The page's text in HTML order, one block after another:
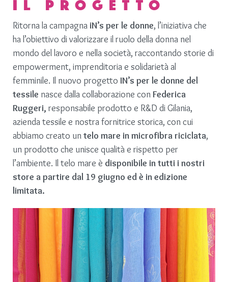
IL PROGETTO
Ritorna la campagna iN’s per le donne, l’iniziativa che
ha l’obiettivo di valorizzare il ruolo della donna nel
mondo del lavoro e nella società, raccontando storie di
empowerment, imprenditoria e solidarietà al
femminile. Il nuovo progetto IN’s per le donne del
tessile nasce dalla collaborazione conFederica
Ruggeri, responsabile prodotto e R&D di Gilania,
azienda tessile e nostra fornitrice storica, con cui
abbiamo creato untelo mare in microfibra riciclata,
un prodotto che unisce qualità e rispetto per
l’ambiente. Il telo mare è disponibile in tutti i nostri
store a partire dal 19 giugno ed è in edizione
limitata.